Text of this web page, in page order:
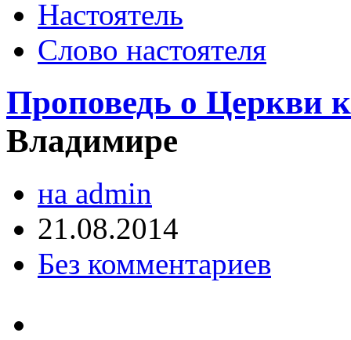
Настоятель
Слово настоятеля
Проповедь о Церкви
Владимире
на admin
21.08.2014
Без комментариев